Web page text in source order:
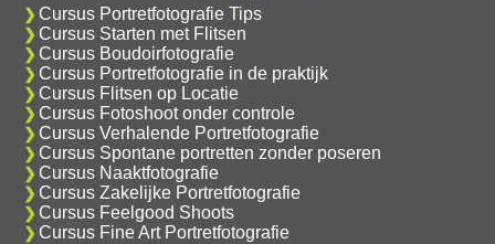
Cursus Portretfotografie Tips
Cursus Starten met Flitsen
Cursus Boudoirfotografie
Cursus Portretfotografie in de praktijk
Cursus Flitsen op Locatie
Cursus Fotoshoot onder controle
Cursus Verhalende Portretfotografie
Cursus Spontane portretten zonder poseren
Cursus Naaktfotografie
Cursus Zakelijke Portretfotografie
Cursus Feelgood Shoots
Cursus Fine Art Portretfotografie